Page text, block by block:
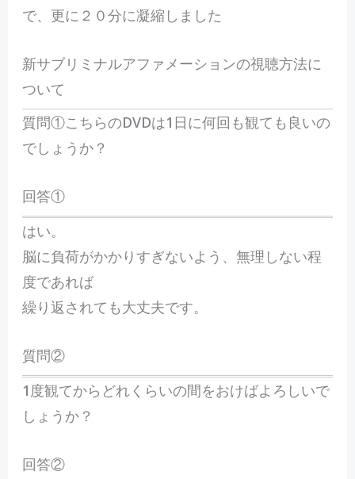
で、更に２０分に凝縮しました
新サブリミナルアファメーションの視聴方法に
ついて
質問①こちらのDVDは1日に何回も観ても良いの
でしょうか？
回答①
はい。
脳に負荷がかかりすぎないよう、無理しない程
度であれば
繰り返されても大丈夫です。
質問②
1度観てからどれくらいの間をおけばよろしいで
しょうか？
回答②